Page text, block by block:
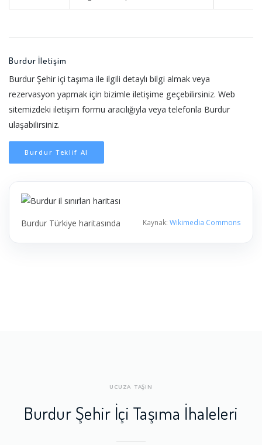
Burdur İletişim
Burdur Şehir içi taşıma ile ilgili detaylı bilgi almak veya
rezervasyon yapmak için bizimle iletişime geçebilirsiniz. Web
sitemizdeki iletişim formu aracılığıyla veya telefonla Burdur
ulaşabilirsiniz.
Burdur Teklif Al
Burdur Türkiye haritasında Kaynak: Wikimedia Commons
UCUZA TAŞIN
Burdur Şehir İçi Taşıma İhaleleri